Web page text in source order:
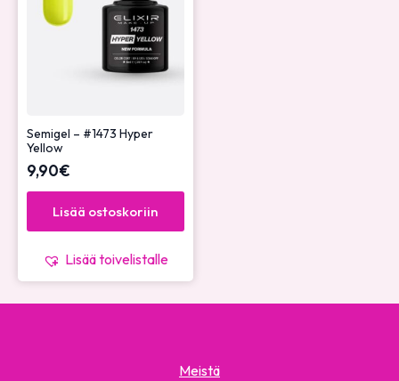
Semigel – #1473 Hyper
Yellow
9,90€
Lisää ostoskoriin
Lisää toivelistalle
Meistä